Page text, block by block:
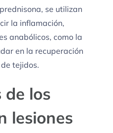
se utilizan
la inflamación,
anabólicos, como la
en la recuperación
tejidos.
de los
lesiones